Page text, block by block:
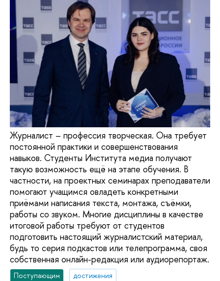
Журналист – профессия творческая. Она требует
постоянной практики и совершенствования
навыков. Студенты Института медиа получают
такую возможность ещё на этапе обучения. В
частности, на проектных семинарах преподаватели
помогают учащимся овладеть конкретными
приёмами написания текста, монтажа, съёмки,
работы со звуком. Многие дисциплины в качестве
итоговой работы требуют от студентов
подготовить настоящий журналистский материал,
будь то серия подкастов или телепрограмма, своя
собственная онлайн-редакция или аудиорепортаж.
Поступающим
достижения